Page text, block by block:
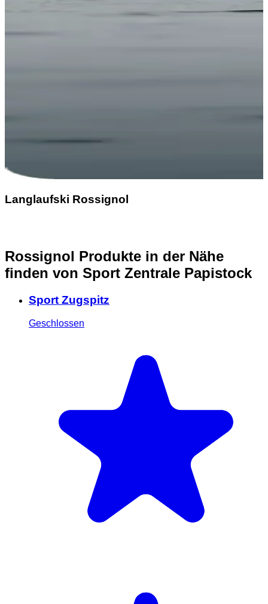
Langlaufski Rossignol
Rossignol Produkte in der Nähe
finden von Sport Zentrale Papistock
Sport Zugspitz
Geschlossen